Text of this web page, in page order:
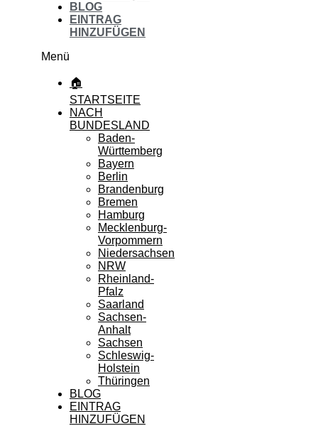
BLOG
EINTRAG
HINZUFÜGEN
Menü
🏠
STARTSEITE
NACH
BUNDESLAND
Baden-
Württemberg
Bayern
Berlin
Brandenburg
Bremen
Hamburg
Mecklenburg-
Vorpommern
Niedersachsen
NRW
Rheinland-
Pfalz
Saarland
Sachsen-
Anhalt
Sachsen
Schleswig-
Holstein
Thüringen
BLOG
EINTRAG
HINZUFÜGEN